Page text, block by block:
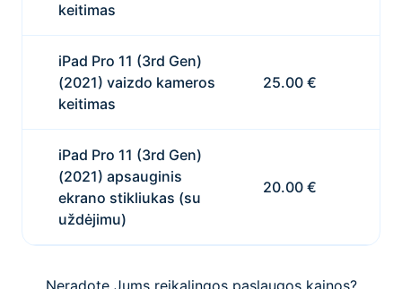
keitimas
iPad Pro 11 (3rd Gen)
(2021) vaizdo kameros
keitimas
25.00 €
iPad Pro 11 (3rd Gen)
(2021) apsauginis
ekrano stikliukas (su
uždėjimu)
20.00 €
Neradote Jums reikalingos paslaugos kainos?